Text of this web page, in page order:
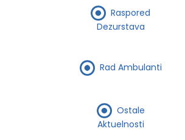
Raspored
Dezurstava
Rad Ambulanti
Ostale
Aktuelnosti